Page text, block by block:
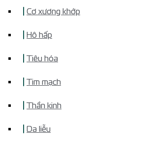
Cơ xương khớp
Hô hấp
Tiêu hóa
Tim mạch
Thần kinh
Da liễu